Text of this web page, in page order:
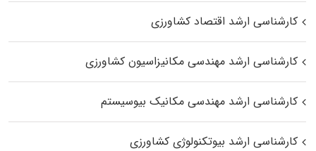
کارشناسی ارشد اقتصاد کشاورزی
کارشناسی ارشد مهندسی مکانیزاسیون کشاورزی
کارشناسی ارشد مهندسی مکانیک بیوسیستم
کارشناسی ارشد بیوتکنولوژی کشاورزی